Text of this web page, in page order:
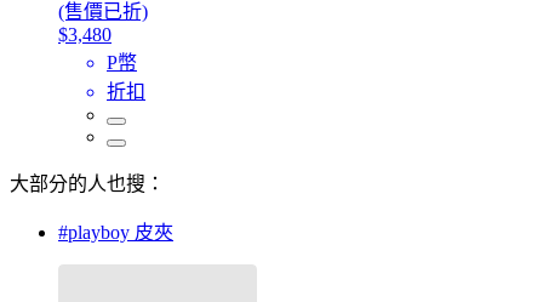
(售價已折)
$3,480
P幣
折扣
大部分的人也搜：
#playboy 皮夾